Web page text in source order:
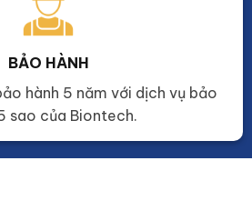
BẢO HÀNH
hành 5 năm với dịch vụ bảo
sao của Biontech.